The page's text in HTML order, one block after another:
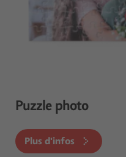
Puzzle photo
Plus d'infos